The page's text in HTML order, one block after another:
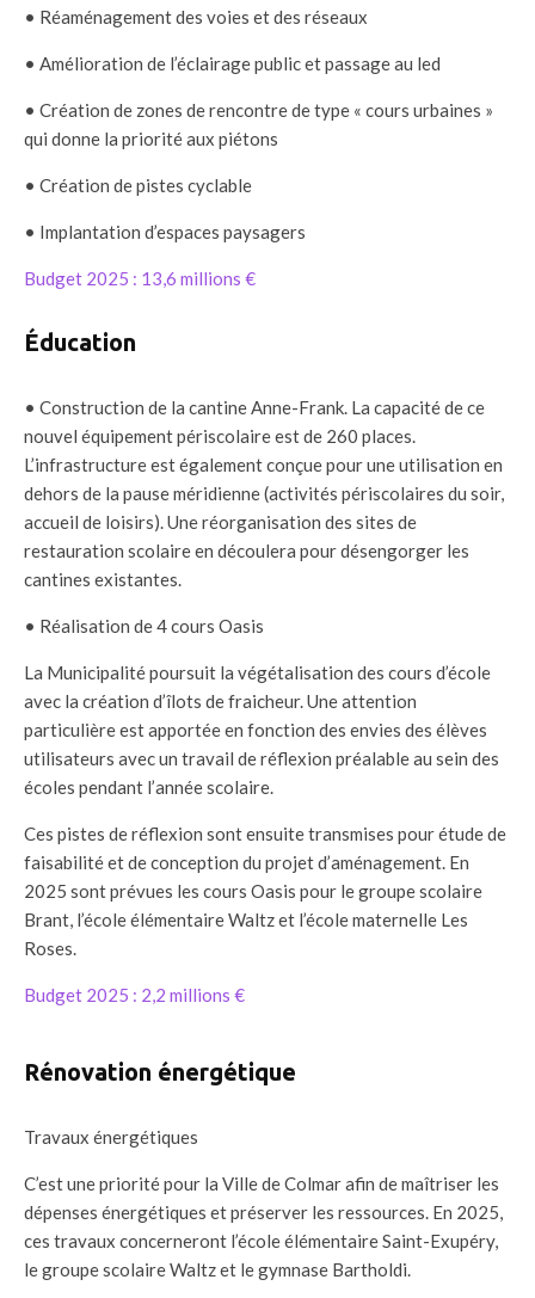
• Réaménagement des voies et des réseaux
• Amélioration de l’éclairage public et passage au led
• Création de zones de rencontre de type « cours urbaines »
qui donne la priorité aux piétons
• Création de pistes cyclable
• Implantation d’espaces paysagers
Budget 2025 : 13,6 millions €
Éducation
• Construction de la cantine Anne-Frank. La capacité de ce
nouvel équipement périscolaire est de 260 places.
L’infrastructure est également conçue pour une utilisation en
dehors de la pause méridienne (activités périscolaires du soir,
accueil de loisirs). Une réorganisation des sites de
restauration scolaire en découlera pour désengorger les
cantines existantes.
• Réalisation de 4 cours Oasis
La Municipalité poursuit la végétalisation des cours d’école
avec la création d’îlots de fraicheur. Une attention
particulière est apportée en fonction des envies des élèves
utilisateurs avec un travail de réflexion préalable au sein des
écoles pendant l’année scolaire.
Ces pistes de réflexion sont ensuite transmises pour étude de
faisabilité et de conception du projet d’aménagement. En
2025 sont prévues les cours Oasis pour le groupe scolaire
Brant, l’école élémentaire Waltz et l’école maternelle Les
Roses.
Budget 2025 : 2,2 millions €
Rénovation énergétique
Travaux énergétiques
C’est une priorité pour la Ville de Colmar afin de maîtriser les
dépenses énergétiques et préserver les ressources. En 2025,
ces travaux concerneront l’école élémentaire Saint-Exupéry,
le groupe scolaire Waltz et le gymnase Bartholdi.